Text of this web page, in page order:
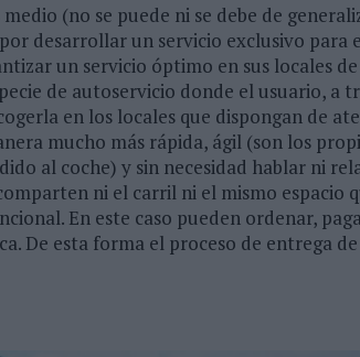
(no se puede ni se debe de
desarrollar un servicio exclusivo para
un servicio óptimo en sus locales
de autoservicio donde el usuario, a
en los locales que dispongan de
mucho más rápida, ágil (son los
al coche) y sin necesidad hablar ni
ni el carril ni el mismo espacio
En este caso pueden ordenar,
De esta forma el proceso de entrega